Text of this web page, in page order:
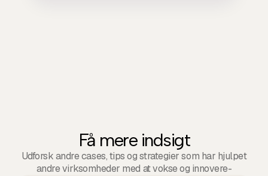
Få mere indsigt
Udforsk andre cases, tips og strategier som har hjulpet
andre virksomheder med at vokse og innovere-